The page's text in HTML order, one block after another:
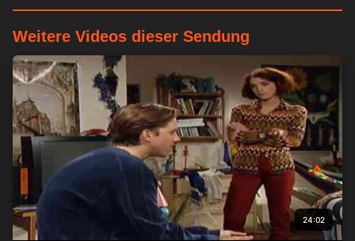
Weitere Videos dieser Sendung
24:02